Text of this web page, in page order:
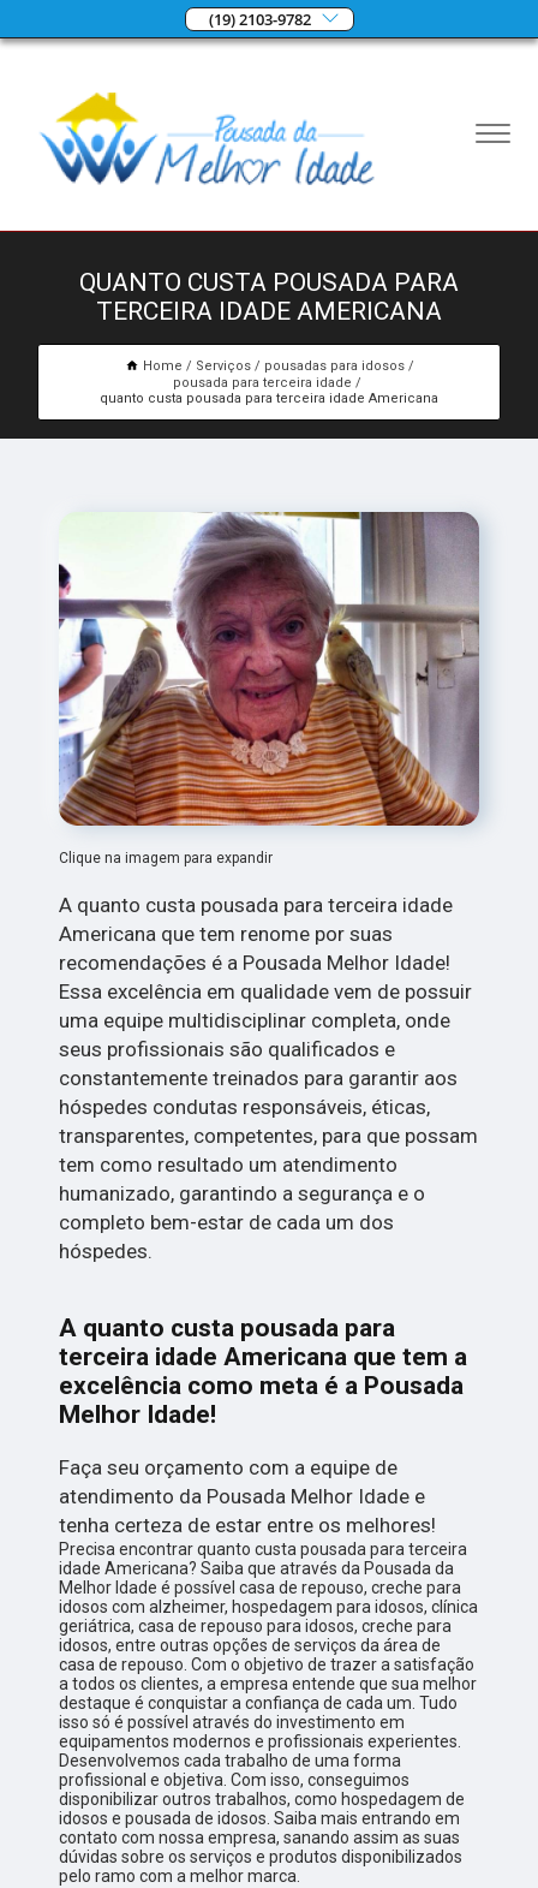
(19) 2103-9782
QUANTO CUSTA POUSADA PARA
TERCEIRA IDADE AMERICANA
Home Serviços
pousadas para idosos
pousada para terceira idade
quanto custa pousada para terceira idade Americana
Clique na imagem para expandir
A quanto custa pousada para terceira idade
Americana que tem renome por suas
recomendações é a Pousada Melhor Idade!
Essa excelência em qualidade vem de possuir
uma equipe multidisciplinar completa, onde
seus profissionais são qualificados e
constantemente treinados para garantir aos
hóspedes condutas responsáveis, éticas,
transparentes, competentes, para que possam
tem como resultado um atendimento
humanizado, garantindo a segurança e o
completo bem-estar de cada um dos
hóspedes.
A quanto custa pousada para
terceira idade Americana que tem a
excelência como meta é a Pousada
Melhor Idade!
Faça seu orçamento com a equipe de
atendimento da Pousada Melhor Idade e
tenha certeza de estar entre os melhores!
Precisa encontrar quanto custa pousada para terceira
idade Americana? Saiba que através da Pousada da
Melhor Idade é possível casa de repouso, creche para
idosos com alzheimer, hospedagem para idosos, clínica
geriátrica, casa de repouso para idosos, creche para
idosos, entre outras opções de serviços da área de
casa de repouso. Com o objetivo de trazer a satisfação
a todos os clientes, a empresa entende que sua melhor
destaque é conquistar a confiança de cada um. Tudo
isso só é possível através do investimento em
equipamentos modernos e profissionais experientes.
Desenvolvemos cada trabalho de uma forma
profissional e objetiva. Com isso, conseguimos
disponibilizar outros trabalhos, como hospedagem de
idosos e pousada de idosos. Saiba mais entrando em
contato com nossa empresa, sanando assim as suas
dúvidas sobre os serviços e produtos disponibilizados
pelo ramo com a melhor marca.